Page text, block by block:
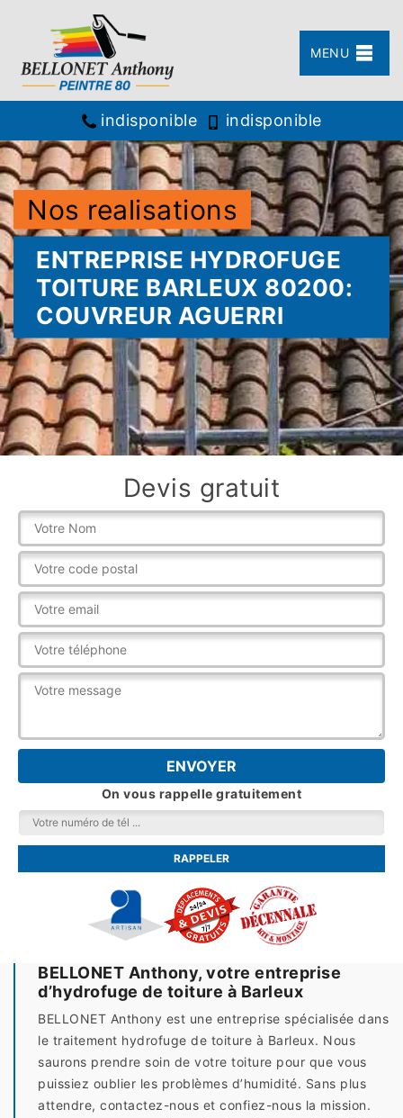
MENU
indisponible indisponible
Nos realisations
ENTREPRISE HYDROFUGE
TOITURE BARLEUX 80200:
COUVREUR AGUERRI
Devis gratuit
On vous rappelle gratuitement
BELLONET Anthony, votre entreprise
d’hydrofuge de toiture à Barleux
BELLONET Anthony est une entreprise spécialisée dans
le traitement hydrofuge de toiture à Barleux. Nous
saurons prendre soin de votre toiture pour que vous
puissiez oublier les problèmes d’humidité. Sans plus
attendre, contactez-nous et confiez-nous la mission.